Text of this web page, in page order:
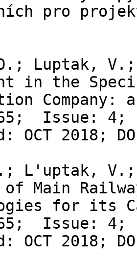
pro
Luptak, V.;
in the
Company: a
Issue: 4;
OCT 2018;
L'uptak,
of Main
for its
Issue: 4;
OCT 2018;